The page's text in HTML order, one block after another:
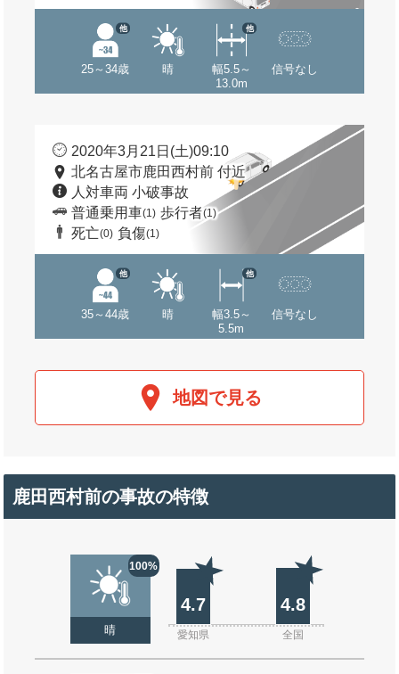
25～34歳
他
晴
幅5.5～
13.0m
他
信号なし
2020年3月21日(土)09:10
北名古屋市鹿田西村前 付近
人対車両 小破事故
普通乗用車(1) 歩行者(1)
死亡(0) 負傷(1)
35～44歳
他
晴
幅3.5～
5.5m
他
信号なし
地図で見る
鹿田西村前の事故の特徴
100%
晴
4.7 4.8
愛知県 全国